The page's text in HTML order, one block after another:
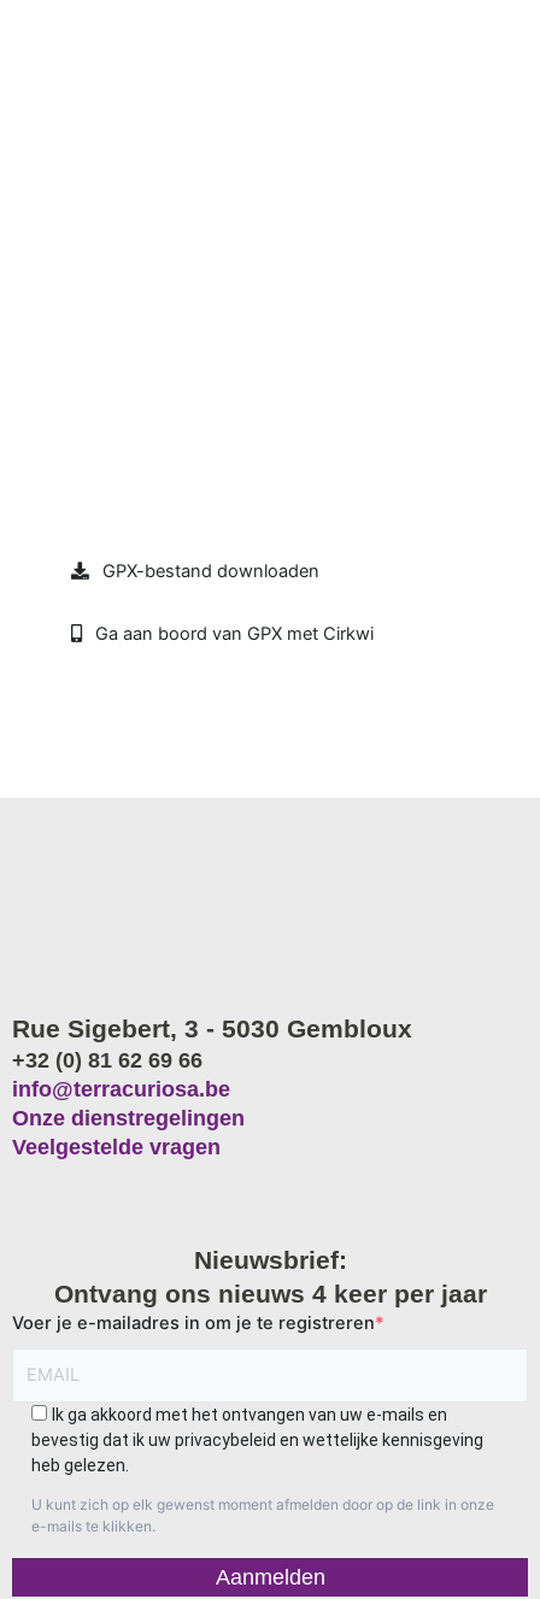
GPX-bestand downloaden
Ga aan boord van GPX met Cirkwi
Rue Sigebert, 3 - 5030 Gembloux
+32 (0) 81 62 69 66
info@terracuriosa.be
Onze dienstregelingen
Veelgestelde vragen
Nieuwsbrief:
Ontvang ons nieuws 4 keer per jaar
Voer je e-mailadres in om je te registreren
Ik ga akkoord met het ontvangen van uw e-mails en
bevestig dat ik uw privacybeleid en wettelijke kennisgeving
heb gelezen.
U kunt zich op elk gewenst moment afmelden door op de link in onze
e-mails te klikken.
Aanmelden